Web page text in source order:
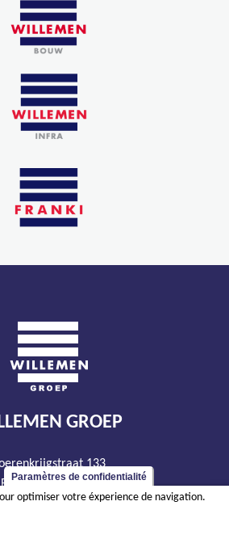
GROEP
133
BE - 2800 Malines
tél +32 15 569 965
Paramètres de confidentialité
optimiser votre éxperience de navigation.